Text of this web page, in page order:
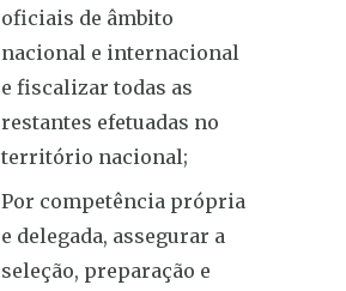
oficiais de âmbito
nacional e internacional
e fiscalizar todas as
restantes efetuadas no
território nacional;
Por competência própria
e delegada, assegurar a
seleção, preparação e